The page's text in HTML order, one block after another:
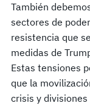
También
sectores de
resistencia que
medidas de
Estas tensiones
que la
crisis y